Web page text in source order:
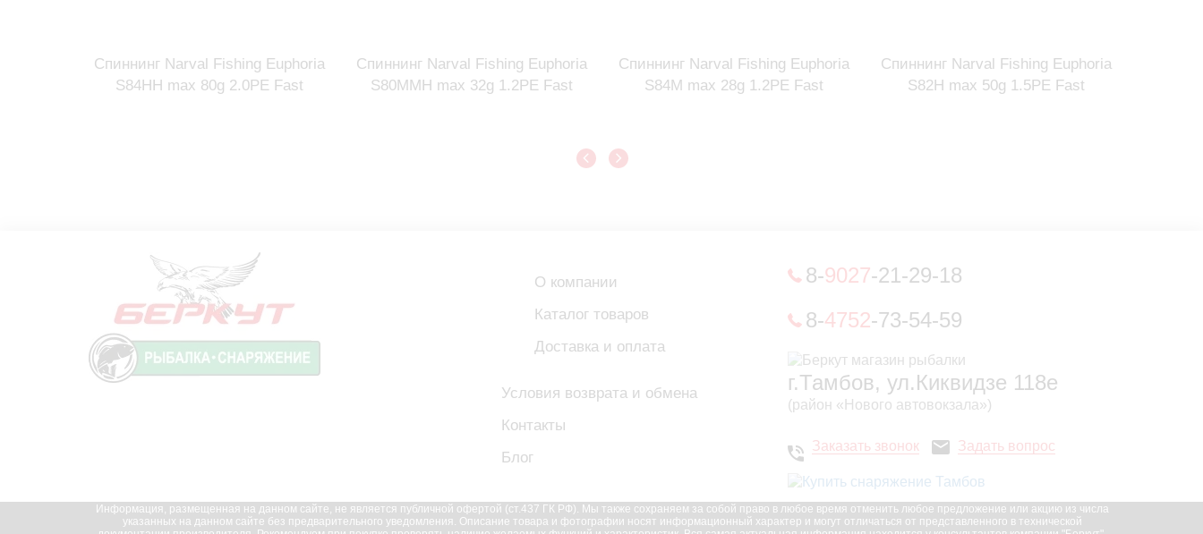
Спиннинг Narval Fishing Euphoria
S84HH max 80g 2.0PE Fast
Спиннинг Narval Fishing Euphoria
S80MMH max 32g 1.2PE Fast
Спиннинг Narval Fishing Euphoria
S84M max 28g 1.2PE Fast
Спиннинг Narval Fishing Euphoria
S82H max 50g 1.5PE Fast
О компании
Каталог товаров
Доставка и оплата
Условия возврата и обмена
Контакты
Блог
8-9027-21-29-18
8-4752-73-54-59
г.Тамбов, ул.Киквидзе 118е
(район «Нового автовокзала»)
Заказать звонок Задать вопрос
Информация, размещенная на данном сайте, не является публичной офертой (ст.437 ГК РФ). Мы также сохраняем за собой право в любое время отменить любое предложение или акцию из числа
указанных на данном сайте без предварительного уведомления. Описание товара и фотографии носят информационный характер и могут отличаться от представленного в технической